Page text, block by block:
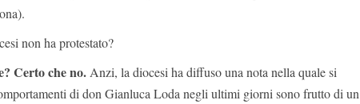
non ha protestato?
Certo che no.Anzi, la diocesi ha diffuso una nota nella quale si
di don Gianluca Loda negli ultimi giorni sono frutto di un